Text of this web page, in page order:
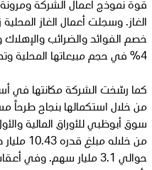
قوة نموذج أعمال الشركة
خصم الفوائد والضرائب
4% في حجم مبيعاتها المحلية وتحسين الشروط التجارية.
كما رسّخت الشركة مكانتها في
من خلال استكمالها بنجاح طرحاً
سوق أبوظبي للأوراق المالية
حوالي 3.1 مليار سهم.